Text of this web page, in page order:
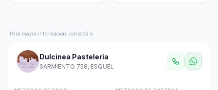
Para mayor información, contactá a
Dulcinea Pastelería
SARMIENTO 758, ESQUEL